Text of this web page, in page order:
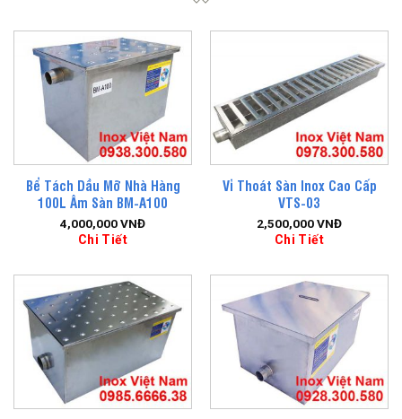
Bể Tách Dầu Mỡ Nhà Hàng
100L Âm Sàn BM-A100
4,000,000VNĐ
Chi Tiết
Vỉ Thoát Sàn Inox Cao Cấp
VTS-03
2,500,000VNĐ
Chi Tiết